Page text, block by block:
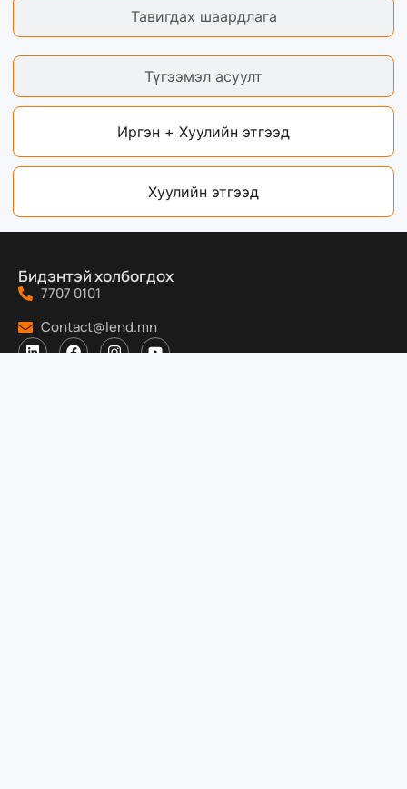
Иргэн + Хуулийн этгээд
Хуулийн этгээд
Тавигдах шаардлага
Түгээмэл асуулт
Бидэнтэй холбогдох
7707 0101
Contact@lend.mn